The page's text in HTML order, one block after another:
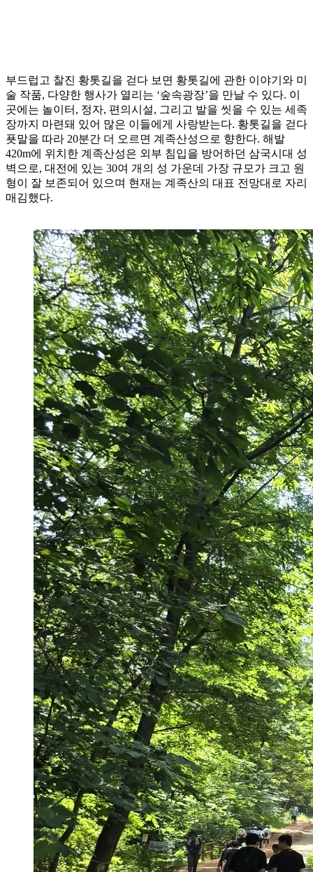
부드럽고 찰진 황톳길을 걷다 보면 황톳길에 관한 이야기와 미
술 작품, 다양한 행사가 열리는 ‘숲속광장’을 만날 수 있다. 이
곳에는 놀이터, 정자, 편의시설, 그리고 발을 씻을 수 있는 세족
장까지 마련돼 있어 많은 이들에게 사랑받는다. 황톳길을 걷다
푯말을 따라 20분간 더 오르면 계족산성으로 향한다. 해발
420m에 위치한 계족산성은 외부 침입을 방어하던 삼국시대 성
벽으로, 대전에 있는 30여 개의 성 가운데 가장 규모가 크고 원
형이 잘 보존되어 있으며 현재는 계족산의 대표 전망대로 자리
매김했다.